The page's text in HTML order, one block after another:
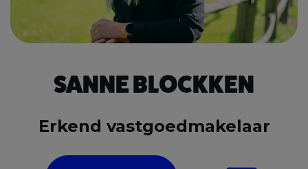
SANNE BLOCKKEN
Erkend vastgoedmakelaar